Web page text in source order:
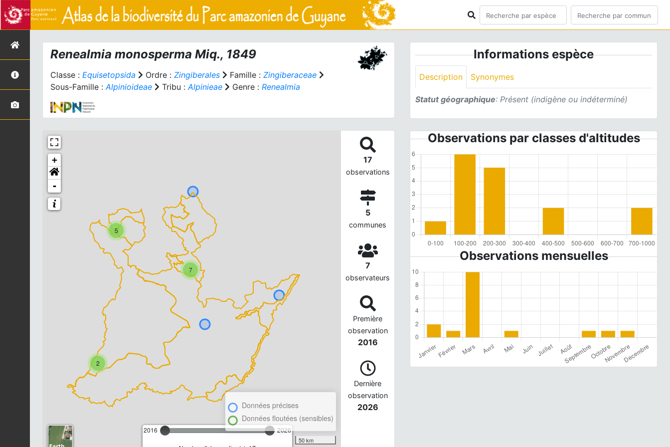
Renealmia monosperma Miq., 1849
Classe : Equisetopsida Ordre : Zingiberales Famille : Zingiberaceae
Sous-Famille :Alpinioideae Tribu :Alpinieae Genre : Renealmia
2
5
7
+
-
2016 2026
Données précises
Données floutées (sensibles)
50 km
17
observations
5
communes
7
observateurs
Première
observation
2016
Dernière
observation
2026
Informations espèce
Description Synonymes
Statut géographique: Présent (indigène ou indéterminé)
Observations par classes d'altitudes
Observations mensuelles